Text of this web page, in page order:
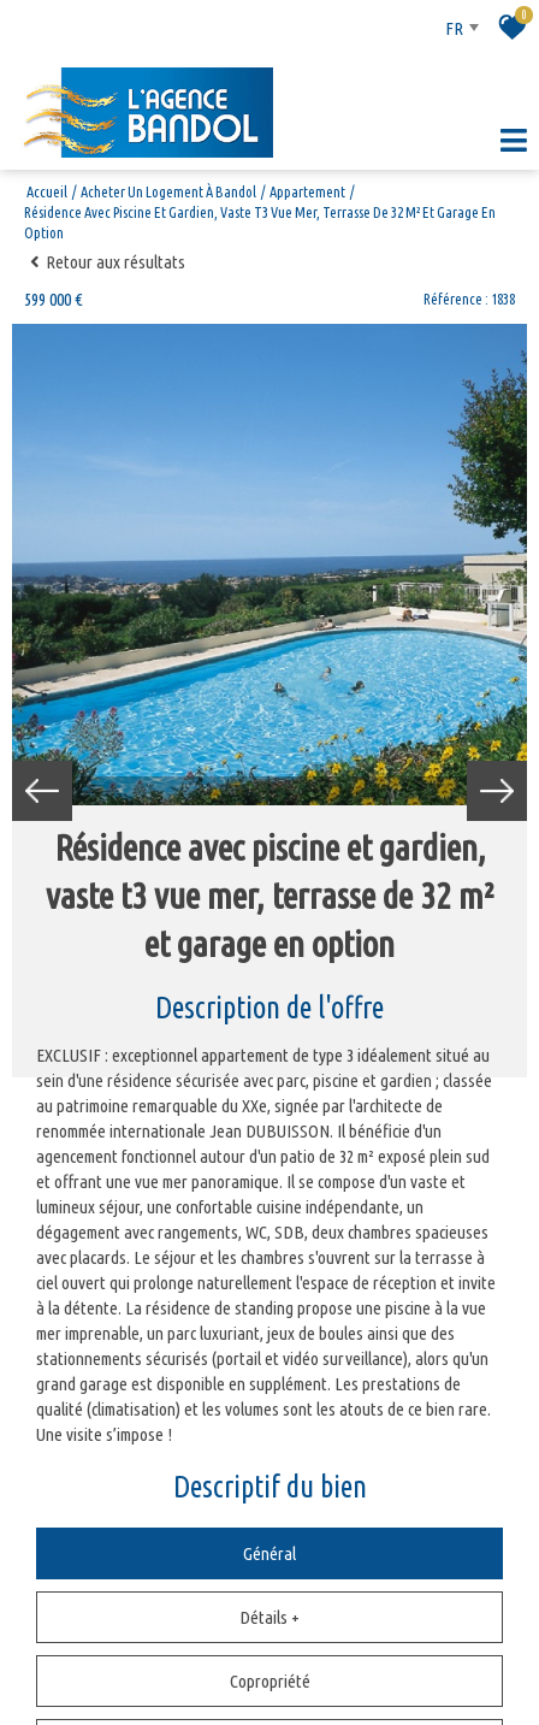
FR
0
Accueil Acheter Un Logement À Bandol
Appartement
Résidence Avec Piscine Et Gardien, Vaste T3 Vue Mer, Terrasse De 32 M² Et Garage En
Option
Retour aux résultats
599 000 €
Référence : 1838
résidence avec piscine et gardien,
vaste t3 vue mer, terrasse de 32 m²
et garage en option
description de l'offre
EXCLUSIF : exceptionnel appartement de type 3 idéalement situé au
sein d'une résidence sécurisée avec parc, piscine et gardien ; classée
au patrimoine remarquable du XXe, signée par l'architecte de
renommée internationale Jean DUBUISSON. Il bénéficie d'un
agencement fonctionnel autour d'un patio de 32 m² exposé plein sud
et offrant une vue mer panoramique. Il se compose d'un vaste et
lumineux séjour, une confortable cuisine indépendante, un
dégagement avec rangements, WC, SDB, deux chambres spacieuses
avec placards. Le séjour et les chambres s'ouvrent sur la terrasse à
ciel ouvert qui prolonge naturellement l'espace de réception et invite
à la détente. La résidence de standing propose une piscine à la vue
mer imprenable, un parc luxuriant, jeux de boules ainsi que des
stationnements sécurisés (portail et vidéo surveillance), alors qu'un
grand garage est disponible en supplément. Les prestations de
qualité (climatisation) et les volumes sont les atouts de ce bien rare.
Une visite s’impose !
descriptif du bien
Général
Détails +
Copropriété